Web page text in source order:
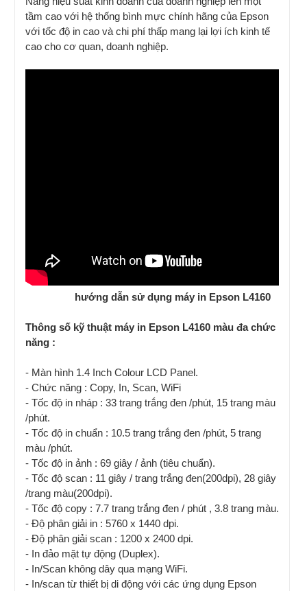
tầm cao với hệ thống bình mực chính hãng của Epson
với tốc độ in cao và chi phí thấp mang lại lợi ích kinh tế
cao cho cơ quan, doanh nghiệp.
hướng dẫn sử dụng máy in Epson L4160
Thông số kỹ thuật máy in Epson L4160 màu đa chức
năng :
- Màn hình 1.4 Inch Colour LCD Panel.
- Chức năng : Copy, In, Scan, WiFi
- Tốc độ in nháp : 33 trang trắng đen /phút, 15 trang màu
/phút.
- Tốc độ in chuẩn : 10.5 trang trắng đen /phút, 5 trang
màu /phút.
- Tốc độ in ảnh : 69 giây / ảnh (tiêu chuẩn).
- Tốc độ scan : 11 giây / trang trắng đen(200dpi), 28 giây
/trang màu(200dpi).
- Tốc độ copy : 7.7 trang trắng đen / phút , 3.8 trang màu.
- Độ phân giải in : 5760 x 1440 dpi.
- Độ phân giải scan : 1200 x 2400 dpi.
- In đảo mặt tự động (Duplex).
- In/Scan không dây qua mạng WiFi.
- In/scan từ thiết bị di động với các ứng dụng Epson